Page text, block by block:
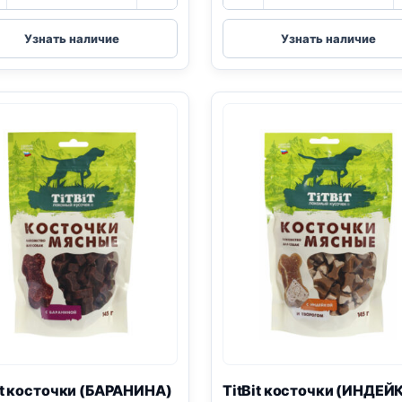
TitBit
(ПЕЧЕНЬ,
МОРКОВЬ)
50г
Узнать наличие
TitBit
косточки
ПОРОДЫ,
КОСТОЧКИ
100г
Узнать наличие
косточки (БАРАНИНА)
TitBit косточки
20 кг
₸